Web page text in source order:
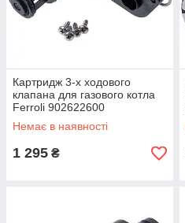
Картридж 3-х ходового
клапана для газового котла
Ferroli 902622600
Немає в наявності
1 295 ₴